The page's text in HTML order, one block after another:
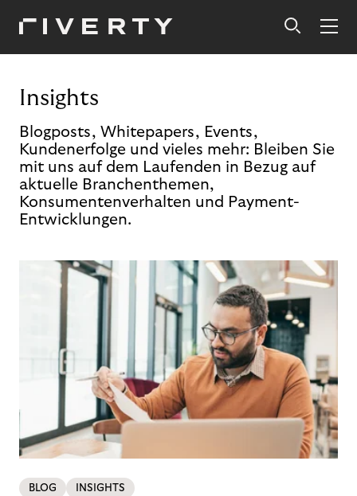
Insights
Blogposts, Whitepapers, Events,
Kundenerfolge und vieles mehr: Bleiben Sie
mit uns auf dem Laufenden in Bezug auf
aktuelle Branchenthemen,
Konsumentenverhalten und Payment-
Entwicklungen.
BLOG INSIGHTS